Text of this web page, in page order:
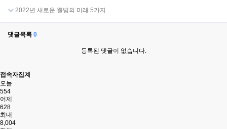
2022년 새로운 웰빙의 미래 5가지
댓글목록 0
등록된 댓글이 없습니다.
접속자집계
오늘
554
어제
628
최대
8,004